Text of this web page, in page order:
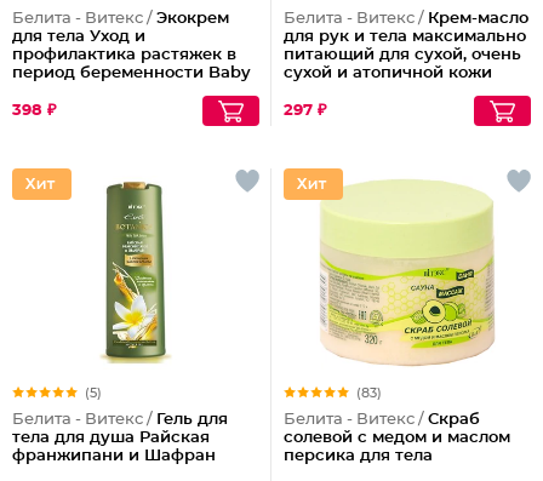
Белита - Витекс / Экокрем
для тела Уход и
профилактика растяжек в
период беременности Baby
398 ₽
Белита - Витекс / Крем-масло
для рук и тела максимально
питающий для сухой, очень
сухой и атопичной кожи
297 ₽
(5)
Белита - Витекс / Гель для
тела для душа Райская
франжипани и Шафран
(83)
Белита - Витекс / Скраб
солевой с медом и маслом
персика для тела